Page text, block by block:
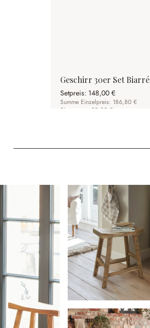
Geschirr 30er Set Biarré
Setpreis: 148,00 €
Summe Einzelpreis: 186,80 €
Sie sparen: 38,80 €